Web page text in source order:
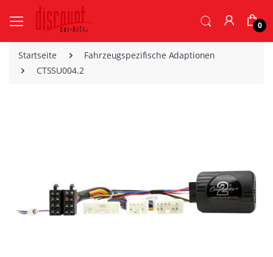
0
Startseite
Fahrzeugspezifische Adaptionen
CTSSU004.2